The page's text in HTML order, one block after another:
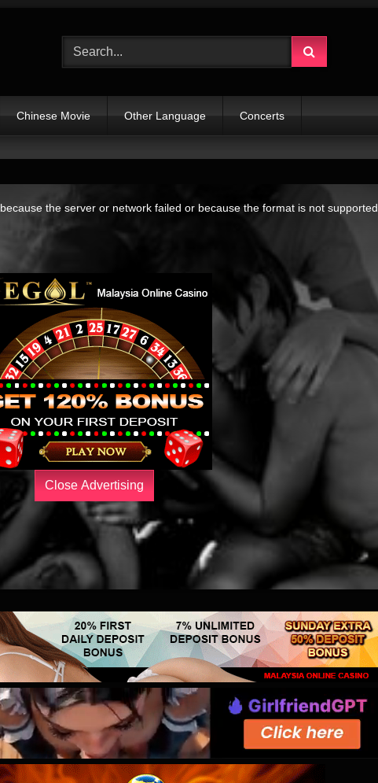
Chinese Movie Other Language Concerts
the server or network failed or because the format is not supported.
Close Advertising